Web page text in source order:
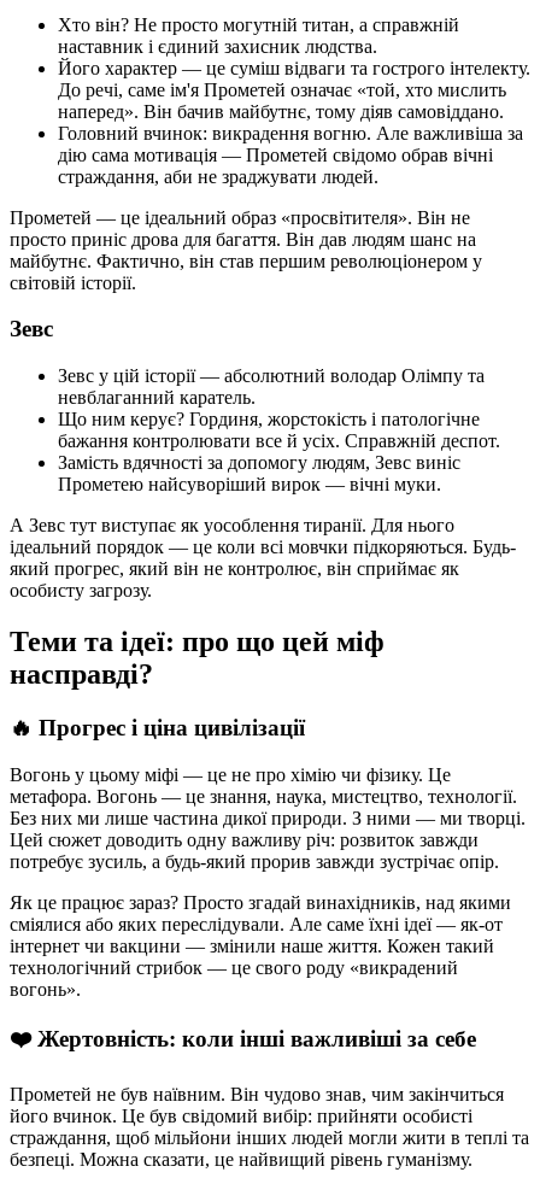
Хто він? Не просто могутній титан, а справжній
наставник і єдиний захисник людства.
Його характер — це суміш відваги та гострого інтелекту.
До речі, саме ім'я Прометей означає «той, хто мислить
наперед». Він бачив майбутнє, тому діяв самовіддано.
Головний вчинок: викрадення вогню. Але важливіша за
дію сама мотивація — Прометей свідомо обрав вічні
страждання, аби не зраджувати людей.
Прометей — це ідеальний образ «просвітителя». Він не
просто приніс дрова для багаття. Він дав людям шанс на
майбутнє. Фактично, він став першим революціонером у
світовій історії.
Зевс
Зевс у цій історії — абсолютний володар Олімпу та
невблаганний каратель.
Що ним керує? Гординя, жорстокість і патологічне
бажання контролювати все й усіх. Справжній деспот.
Замість вдячності за допомогу людям, Зевс виніс
Прометею найсуворіший вирок — вічні муки.
А Зевс тут виступає як уособлення тиранії. Для нього
ідеальний порядок — це коли всі мовчки підкоряються. Будь-
який прогрес, який він не контролює, він сприймає як
особисту загрозу.
Теми та ідеї: про що цей міф
насправді?
🔥 Прогрес і ціна цивілізації
Вогонь у цьому міфі — це не про хімію чи фізику. Це
метафора. Вогонь — це знання, наука, мистецтво, технології.
Без них ми лише частина дикої природи. З ними — ми творці.
Цей сюжет доводить одну важливу річ: розвиток завжди
потребує зусиль, а будь-який прорив завжди зустрічає опір.
Як це працює зараз? Просто згадай винахідників, над якими
сміялися або яких переслідували. Але саме їхні ідеї — як-от
інтернет чи вакцини — змінили наше життя. Кожен такий
технологічний стрибок — це свого роду «викрадений
вогонь».
❤️ Жертовність: коли інші важливіші за себе
Прометей не був наївним. Він чудово знав, чим закінчиться
його вчинок. Це був свідомий вибір: прийняти особисті
страждання, щоб мільйони інших людей могли жити в теплі та
безпеці. Можна сказати, це найвищий рівень гуманізму.